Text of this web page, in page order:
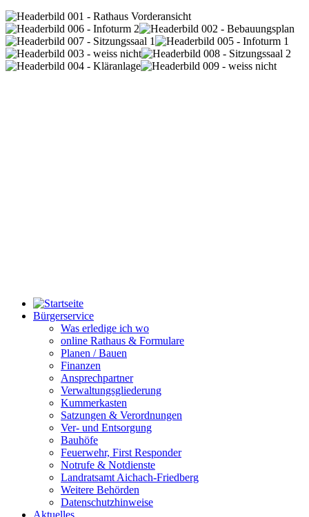
Bürgerservice
Was erledige ich wo
online Rathaus & Formulare
Planen / Bauen
Finanzen
Ansprechpartner
Verwaltungsgliederung
Kummerkasten
Satzungen & Verordnungen
Ver- und Entsorgung
Bauhöfe
Feuerwehr, First Responder
Notrufe & Notdienste
Landratsamt Aichach-Friedberg
Weitere Behörden
Datenschutzhinweise
Aktuelles